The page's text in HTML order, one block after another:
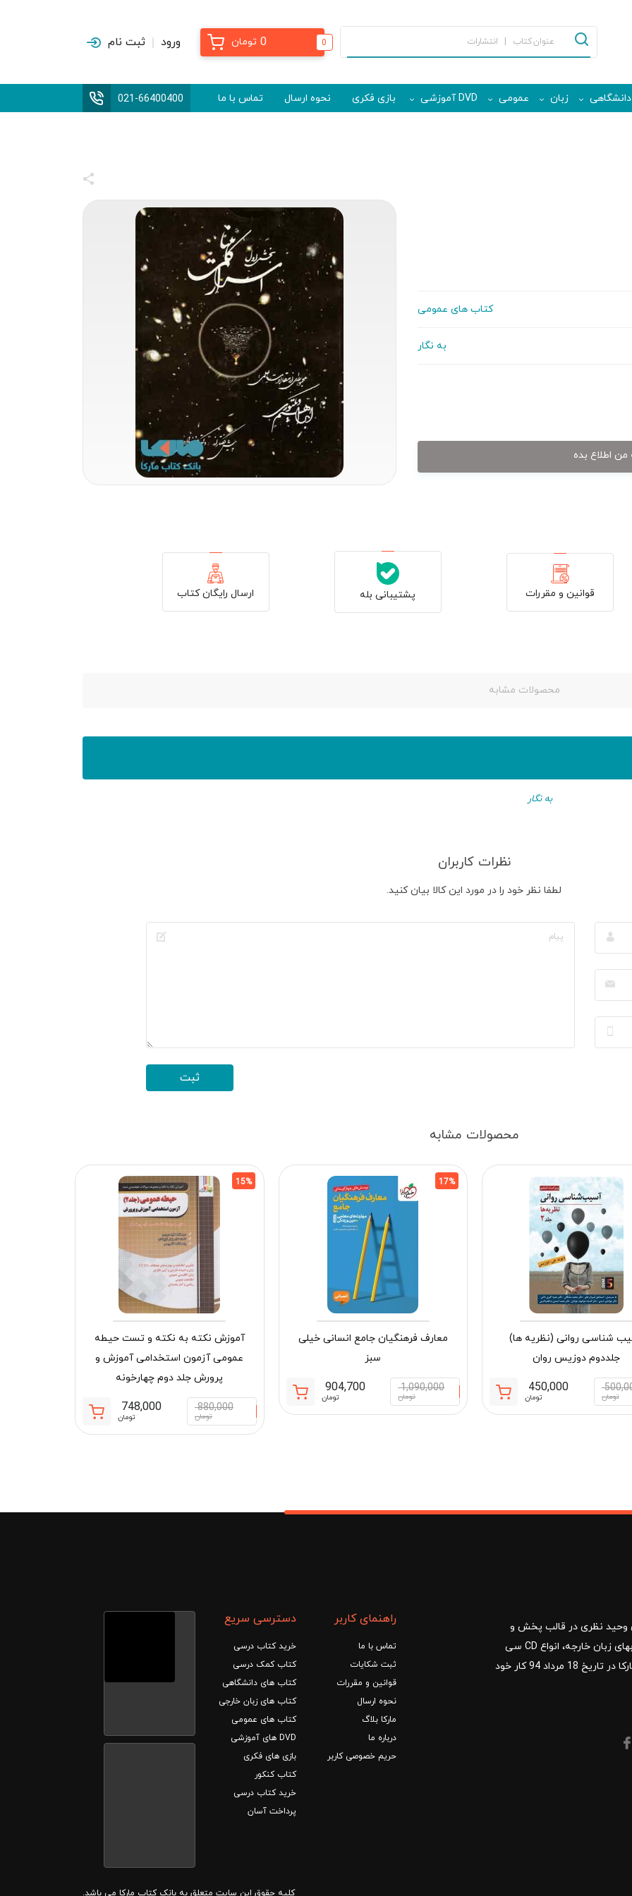
0
0 تومان ورود ثبت نام
دانشگاهی زبان عمومی DVD آموزشی بازی فکری نحوه ارسال تماس با ما 021-66400400
کتاب های عمومی
به نگار
اطلاع بده
قوانین و مقررات پشتیبانی بله ارسال رایگان کتاب
محصولات مشابه
به نگار
نظرات کاربران
لطفا نظر خود را در مورد این کالا بیان کنید.
محصولات مشابه
شناسی روانی (نظریه ها)
جلددوم دوزیس روان
تومان
اصلی:
450,000
تومان
فعلی:
17%
معارف فرهنگیان جامع انسانی خیلی
سبز
1,090,000
تومان
اصلی:
1,090,000 تومان
904,700
تومان
فعلی:
904,700 تومان.
15%
آموزش نکته به نکته و تست حیطه
عمومی آزمون استخدامی آموزش و
پرورش جلد دوم چهارخونه
880,000
تومان
اصلی:
748,000
تومان
فعلی:
با مدیریت آقای وحید نظری در قالب پخش و
توزیع کتب درسی و کمک آموزشی، کتب دانشگاهی، کتابهای زبان خارجه، انواع CD سی
دی و DVD دی وی دی شروع کرد.فروشگاه آنلاین کتاب مارکا در تاریخ 18 مرداد 94 کار خود
راهنمای کاربر
تماس با ما
ثبت شکایات
قوانین و مقررات
نحوه ارسال
مارکا بلاگ
درباره ما
حریم خصوصی کاربر
دسترسی سریع
خرید کتاب درسی
کتاب کمک درسی
کتاب های دانشگاهی
کتاب های زبان خارجی
کتاب های عمومی
DVD های آموزشی
بازی های فکری
کتاب کنکور
خرید کتاب درسی
پرداخت آسان
کلیه حقوق این سایت متعلق به بانک کتاب مارکا می باشد.